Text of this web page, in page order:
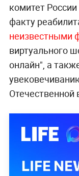
комитет России
факту
неизвестными
виртуального
онлайн", а
Отечественной